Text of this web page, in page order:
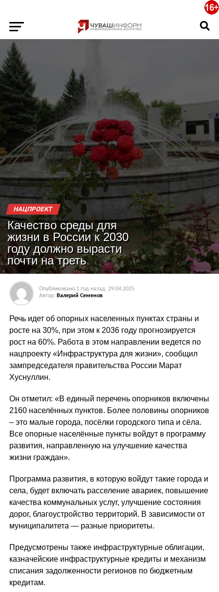
НАЦПРОЕКТ
Качество среды для
жизни в России к 2030
году должно вырасти
почти на треть
Опубликовано 1 год назад 29.04.2025
Автор: Валерий Семенов
Речь идет об опорных населенных пунктах страны и
росте на 30%, при этом к 2036 году прогнозируется
рост на 60%. Работа в этом направлении ведется по
нацпроекту «Инфраструктура для жизни», сообщил
зампредседателя правительства России Марат
Хуснуллин.
Он отметил: «В единый перечень опорников включены
2160 населённых пунктов. Более половины опорников
– это малые города, посёлки городского типа и сёла.
Все опорные населённые пункты войдут в программу
развития, направленную на улучшение качества
жизни граждан».
Программа развития, в которую войдут такие города и
села, будет включать расселение авариек, повышение
качества коммунальных услуг, улучшение состояния
дорог, благоустройство территорий. В зависимости от
муниципалитета — разные приоритеты.
Предусмотрены также инфраструктурные облигации,
казначейские инфраструктурные кредиты и механизм
списания задолженности регионов по бюджетным
кредитам.